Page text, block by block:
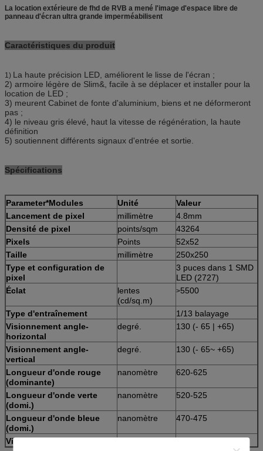
La location extérieure de fhd de RVB a mené l'image d'espace libre de
panneau d'écran ultra grande imperméabilisent
Caractéristiques du produit
1) La haute précision LED, améliorent le lisse de l'écran ;
2) armoire légère de Slim&, facile à se déplacer et installer pour la
location de LED ;
3) meurent Cabinet de fonte d'aluminium, biens et ne déformeront
pas ;
4) le niveau gris élevé, haut la vitesse de régénération, la haute
définition
5) soutiennent différents signaux d'entrée et sortie.
Spécifications
Parameter*Modules Unité
Valeur
Lancement de pixel
millimètre
4.8mm
Densité de pixel
points/sqm
43264
Pixels
Points
52x52
Taille
millimètre
250x250
Type et configuration de
pixel
3 puces dans 1 SMD
LED (2727)
Éclat
lentes
(cd/sq.m)
>5500
Type d'entraînement
1/13 balayage
Visionnement angle-
horizontal
degré. 130 (- 65 | +65)
Visionnement angle-
vertical
degré. 130 (- 65~ +65)
Longueur d'onde rouge
(dominante)
nanomètre 620-625
Longueur d'onde verte
(domi.)
nanomètre 520-525
Longueur d'onde bleue
(domi.)
nanomètre 470-475
Vie (éclat de 50%)